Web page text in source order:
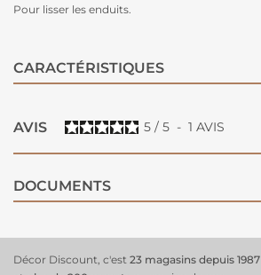
Pour lisser les enduits.
CARACTÉRISTIQUES
AVIS 5 / 5 - 1 AVIS
DOCUMENTS
Décor Discount, c'est 23 magasins depuis 1987